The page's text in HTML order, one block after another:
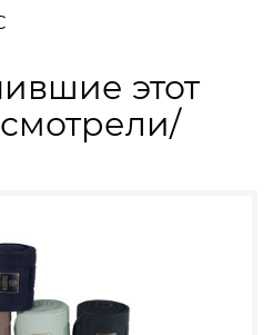
этот